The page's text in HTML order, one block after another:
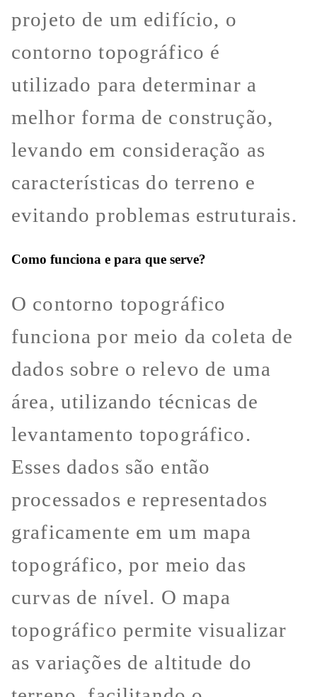
projeto de um edifício, o
contorno topográfico é
utilizado para determinar a
melhor forma de construção,
levando em consideração as
características do terreno e
evitando problemas estruturais.
Como funciona e para que serve?
O contorno topográfico
funciona por meio da coleta de
dados sobre o relevo de uma
área, utilizando técnicas de
levantamento topográfico.
Esses dados são então
processados e representados
graficamente em um mapa
topográfico, por meio das
curvas de nível. O mapa
topográfico permite visualizar
as variações de altitude do